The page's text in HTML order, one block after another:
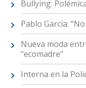
Bullying:
Pablo García:
Nueva moda
"ecomadre"
Interna en la